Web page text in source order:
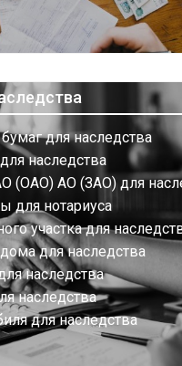
для наследства
наследства
(ОАО) АО (ЗАО) для
для нотариуса
участка для
для наследства
наследства
наследства
для наследства